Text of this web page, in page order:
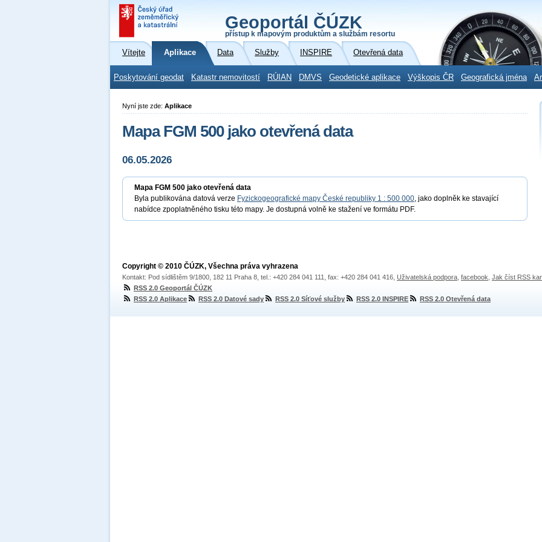
Geoportál ČÚZK
přístup k mapovým produktům a službám resortu
Vítejte Aplikace Data Služby INSPIRE Otevřená data
Poskytování geodat Katastr nemovitostí RÚIAN DMVS Geodetické aplikace Výškopis ČR Geografická jména
Nyní jste zde: Aplikace
Mapa FGM 500 jako otevřená data
06.05.2026
Mapa FGM 500 jako otevřená data
Byla publikována datová verze Fyzickogeografické mapy České republiky 1 : 500 000, jako doplněk ke stavající
nabídce zpoplatněného tisku této mapy. Je dostupná volně ke stažení ve formátu PDF.
Copyright © 2010 ČÚZK, Všechna práva vyhrazena
Kontakt: Pod sídlištěm 9/1800, 182 11 Praha 8, tel.: +420 284 041 111, fax: +420 284 041 416, Uživatelská podpora facebook Jak číst RSS
RSS 2.0 Geoportál ČÚZK
RSS 2.0 Aplikace
RSS 2.0 Datové sady RSS 2.0 Síťové služby RSS 2.0 INSPIRE RSS 2.0 Otevřená data